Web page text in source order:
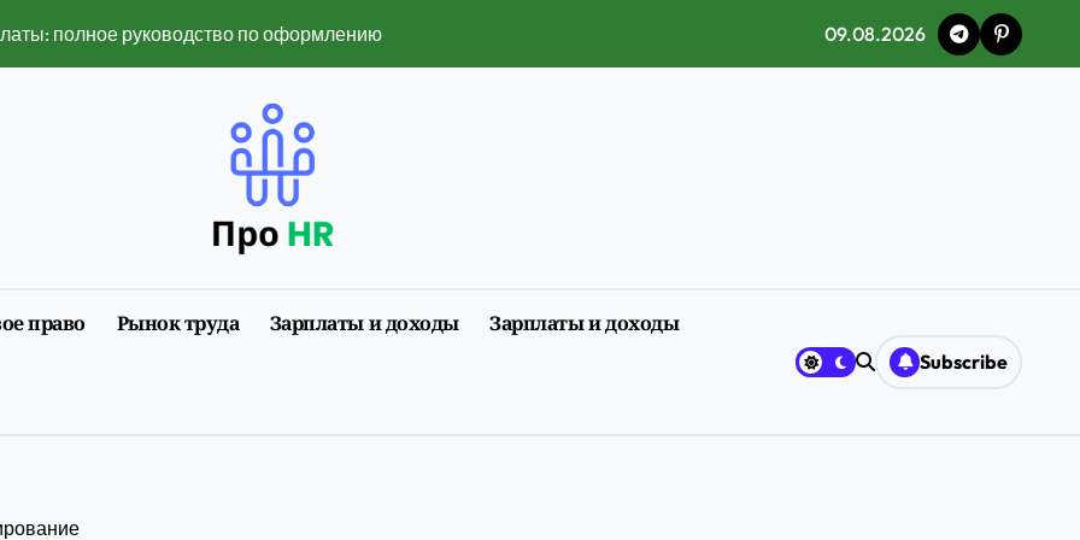
полное руководство по оформлению и нюансам 2026
в 2026 году — полный разбор ограничений и рисков
сервисы изменили привычный ритм города
факторы, влияющие на него, и динамика изменения
первого трудоустройства
в лайв-ставках и слотах
09.08.2026
право Рынок труда Зарплаты и доходы Зарплаты и доходы
Subscribe